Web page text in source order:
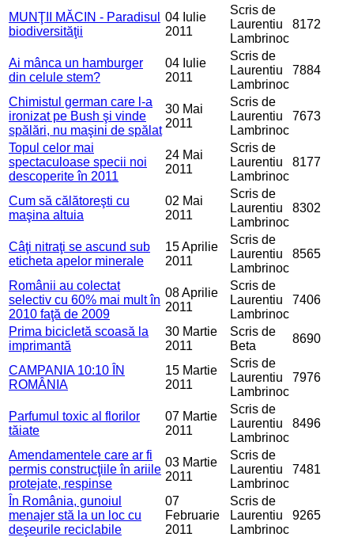
MUNŢII MĂCIN - Paradisul
biodiversităţii
04 Iulie
2011
Scris de
Laurentiu
Lambrinoc
8172
Ai mânca un hamburger
din celule stem?
04 Iulie
2011
Scris de
Laurentiu
Lambrinoc
7884
Chimistul german care l-a
ironizat pe Bush şi vinde
spălări, nu maşini de spălat
30 Mai
2011
Scris de
Laurentiu
Lambrinoc
7673
Topul celor mai
spectaculoase specii noi
descoperite în 2011
24 Mai
2011
Scris de
Laurentiu
Lambrinoc
8177
Cum să călătoreşti cu
maşina altuia
02 Mai
2011
Scris de
Laurentiu
Lambrinoc
8302
Câţi nitraţi se ascund sub
eticheta apelor minerale
15 Aprilie
2011
Scris de
Laurentiu
Lambrinoc
8565
Românii au colectat
selectiv cu 60% mai mult în
2010 faţă de 2009
08 Aprilie
2011
Scris de
Laurentiu
Lambrinoc
7406
Prima bicicletă scoasă la
imprimantă
30 Martie
2011
Scris de
Beta
8690
CAMPANIA 10:10 ÎN
ROMÂNIA
15 Martie
2011
Scris de
Laurentiu
Lambrinoc
7976
Parfumul toxic al florilor
tăiate
07 Martie
2011
Scris de
Laurentiu
Lambrinoc
8496
Amendamentele care ar fi
permis construcţiile în ariile
protejate, respinse
03 Martie
2011
Scris de
Laurentiu
Lambrinoc
7481
În România, gunoiul
menajer stă la un loc cu
deşeurile reciclabile
07
Februarie
2011
Scris de
Laurentiu
Lambrinoc
9265